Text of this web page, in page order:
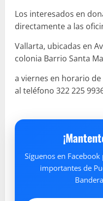
Los interesados en
directamente a las
Vallarta, ubicadas en
colonia Barrio Santa
a viernes en horario
al teléfono 322 225
Síguenos en
importantes de